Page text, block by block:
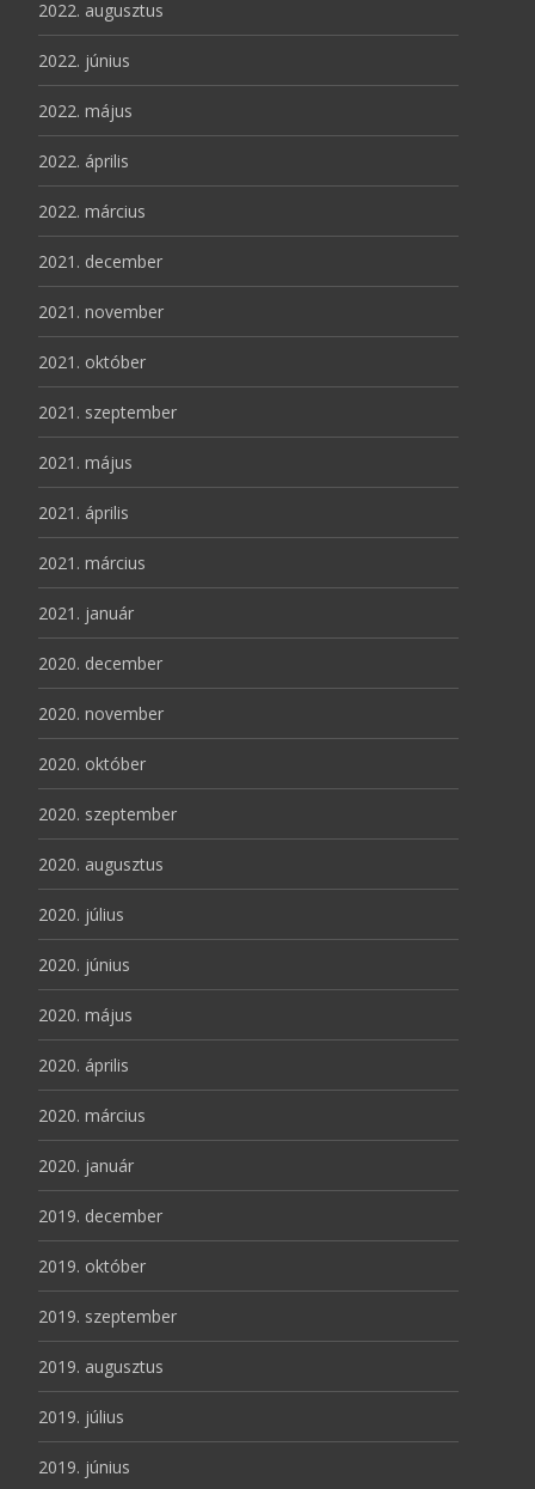
2022. augusztus
2022. június
2022. május
2022. április
2022. március
2021. december
2021. november
2021. október
2021. szeptember
2021. május
2021. április
2021. március
2021. január
2020. december
2020. november
2020. október
2020. szeptember
2020. augusztus
2020. július
2020. június
2020. május
2020. április
2020. március
2020. január
2019. december
2019. október
2019. szeptember
2019. augusztus
2019. július
2019. június